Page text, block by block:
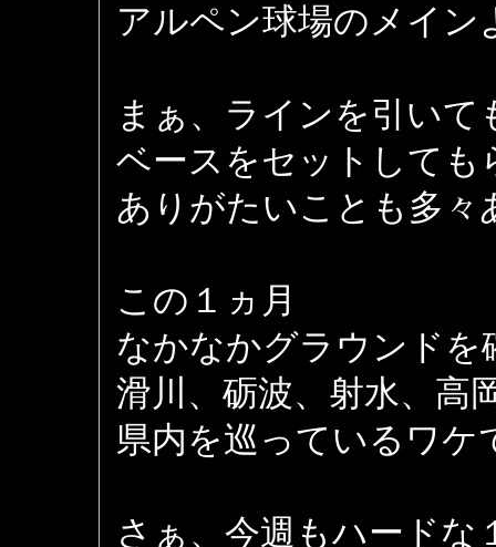
アルペン球場のメイ
まぁ、ラインを引いて
ベースをセットしても
ありがたいことも多々
この１ヵ月
なかなかグラウンド
滑川、砺波、射水、高
県内を巡っているワケ
さぁ、今週もハード